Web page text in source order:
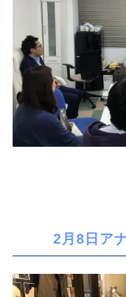
2月8日ア